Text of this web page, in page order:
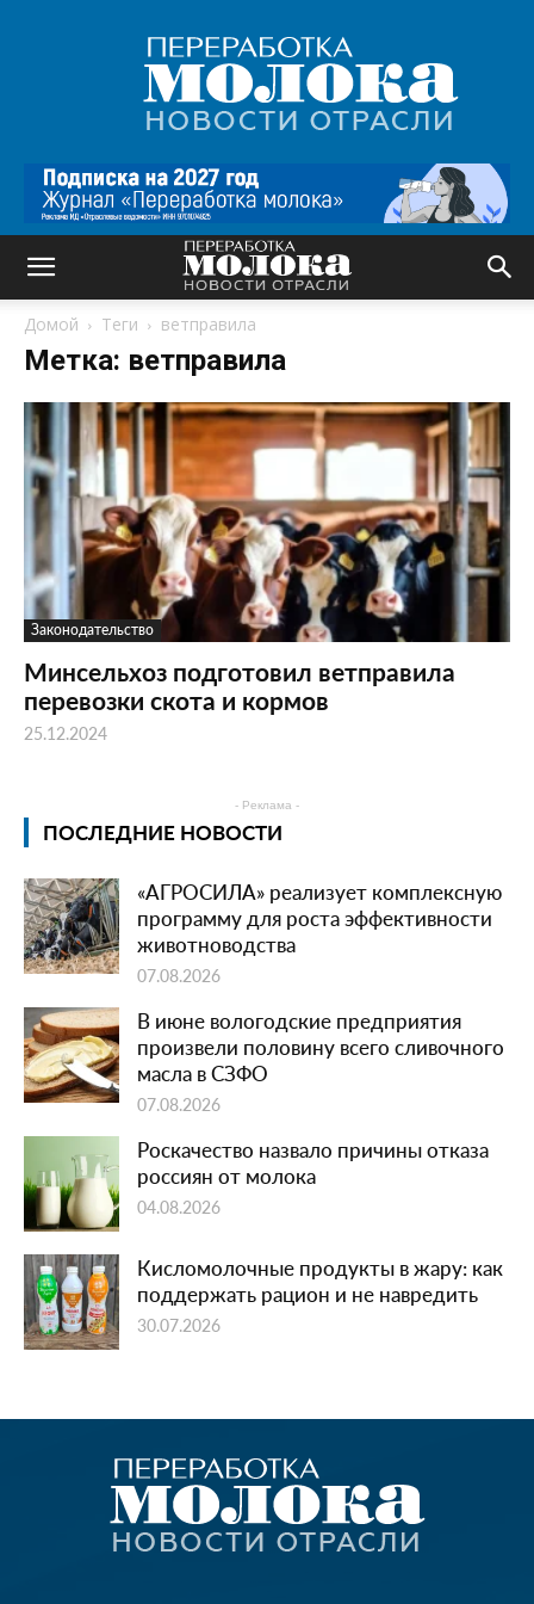
Переработка
молока
|
Новости
Домой Теги ветправила
Метка: ветправила
Законодательство
Минсельхоз подготовил ветправила
перевозки скота и кормов
25.12.2024
- Реклама -
ПОСЛЕДНИЕ НОВОСТИ
«АГРОСИЛА» реализует комплексную
программу для роста эффективности
животноводства
07.08.2026
В июне вологодские предприятия
произвели половину всего сливочного
масла в СЗФО
07.08.2026
Роскачество назвало причины отказа
россиян от молока
04.08.2026
Кисломолочные продукты в жару: как
поддержать рацион и не навредить
30.07.2026